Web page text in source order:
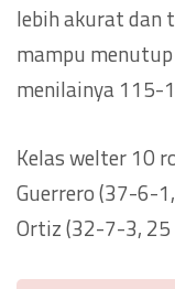
lebih akurat dan
mampu
menilainya
Kelas welter 10
Guerrero (37-6-
Ortiz (32-7-3, 25